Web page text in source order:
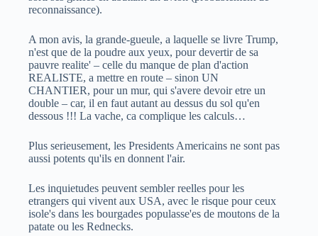
reconnaissance).
A mon avis, la grande-gueule, a laquelle se livre Trump,
n'est que de la poudre aux yeux, pour devertir de sa
pauvre realite' – celle du manque de plan d'action
REALISTE, a mettre en route – sinon UN
CHANTIER, pour un mur, qui s'avere devoir etre un
double – car, il en faut autant au dessus du sol qu'en
dessous !!! La vache, ca complique les calculs…
Plus serieusement, les Presidents Americains ne sont pas
aussi potents qu'ils en donnent l'air.
Les inquietudes peuvent sembler reelles pour les
etrangers qui vivent aux USA, avec le risque pour ceux
isole's dans les bourgades populasse'es de moutons de la
patate ou les Rednecks.